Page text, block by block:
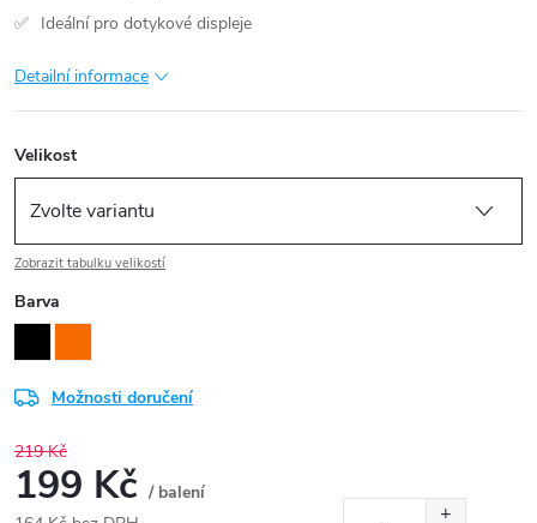
Ideální pro dotykové displeje
Detailní informace
Velikost
Zobrazit tabulku velikostí
Barva
Možnosti doručení
219 Kč
199 Kč / balení